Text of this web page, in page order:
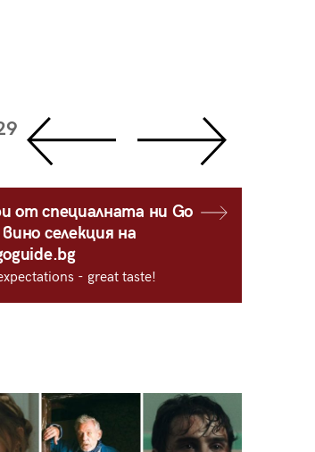
от специалната ни Go
селекция на
- great taste!